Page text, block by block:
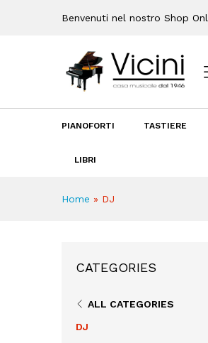
Benvenuti nel nostro Shop
PIANOFORTI TASTIERE
LIBRI
Home » DJ
CATEGORIES
ALL CATEGORIES
DJ